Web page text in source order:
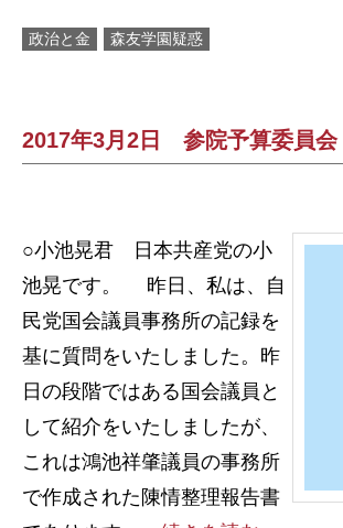
政治と金 森友学園疑惑
2017年3月2日 参院予算委員
○小池晃君 日本共産党の小
池晃です。 昨日、私は、自
民党国会議員事務所の記録を
基に質問をいたしました。昨
日の段階ではある国会議員と
して紹介をいたしましたが、
これは鴻池祥肇議員の事務所
で作成された陳情整理報告書